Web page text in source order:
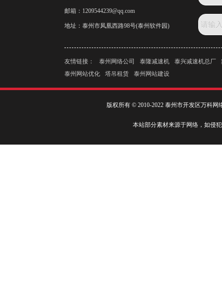
邮箱： 1209544239@qq.com
地址：泰州市凤凰西路98号(泰州软件园)
友情链接： 泰州网络公司 泰隆减速机 泰兴减速机总厂
泰州网站优化
塔吊租赁 泰州网站建设
版权所有 © 2010-2022 泰州市开发区万科网
本站部分素材来源于网络，如侵